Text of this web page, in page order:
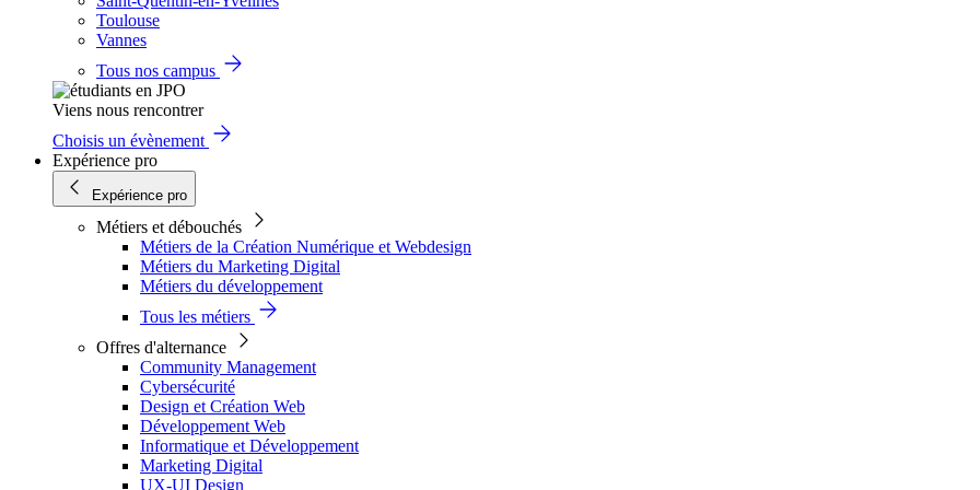
Toulouse
Vannes
Tous nos campus
Viens nous rencontrer
Choisis un évènement
Expérience pro
Expérience pro
Métiers et débouchés
Métiers de la Création Numérique et Webdesign
Métiers du Marketing Digital
Métiers du développement
Tous les métiers
Offres d'alternance
Community Management
Cybersécurité
Design et Création Web
Développement Web
Informatique et Développement
Marketing Digital
UX-UI Design